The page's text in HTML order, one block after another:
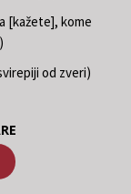
[kažete], kome
od zveri)